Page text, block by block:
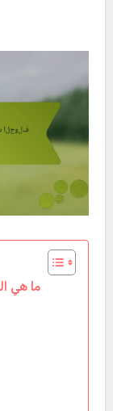
ما هي